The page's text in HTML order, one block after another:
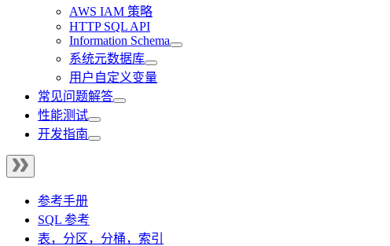
AWS IAM 策略
HTTP SQL API
Information Schema
系统元数据库
用户自定义变量
常见问题解答
性能测试
开发指南
参考手册
SQL 参考
表，分区，分桶，索引